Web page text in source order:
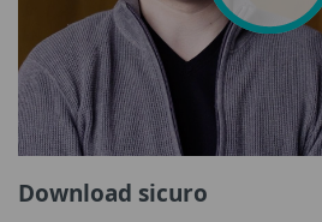
Download sicuro